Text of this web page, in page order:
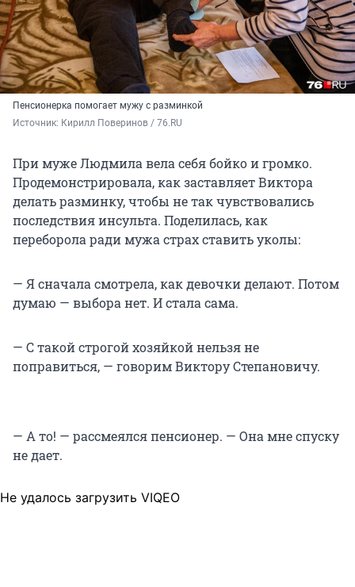
Пенсионерка помогает мужу с разминкой
Источник: Кирилл Поверинов / 76.RU
При муже Людмила вела себя бойко и громко.
Продемонстрировала, как заставляет Виктора
делать разминку, чтобы не так чувствовались
последствия инсульта. Поделилась, как
переборола ради мужа страх ставить уколы:
— Я сначала смотрела, как девочки делают. Потом
думаю — выбора нет. И стала сама.
— С такой строгой хозяйкой нельзя не
поправиться, — говорим Виктору Степановичу.
— А то! — рассмеялся пенсионер. — Она мне спуску
не дает.
Не удалось загрузить VIQEO